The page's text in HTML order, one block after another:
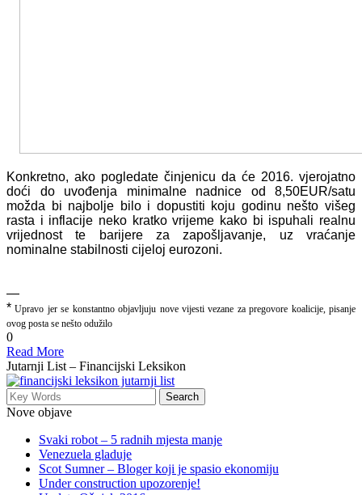
Konkretno, ako pogledate činjenicu da će 2016. vjerojatno
doći do uvođenja minimalne nadnice od 8,50EUR/satu
možda bi najbolje bilo i dopustiti koju godinu nešto višeg
rasta i inflacije neko kratko vrijeme kako bi ispuhali realnu
vrijednost te barijere za zapošljavanje, uz vraćanje
nominalne stabilnosti cijeloj eurozoni.
—
* Upravo jer se konstantno objavljuju nove vijesti vezane za pregovore koalicije, pisanje
ovog posta se nešto odužilo
0
Read More
Jutarnji List – Financijski Leksikon
Nove objave
Svaki robot – 5 radnih mjesta manje
Venezuela gladuje
Scot Sumner – Bloger koji je spasio ekonomiju
Under construction upozorenje!